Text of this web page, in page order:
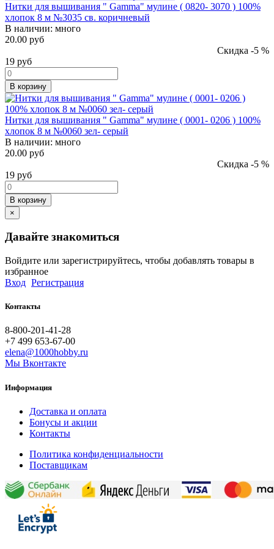
Нитки для вышивания " Gamma" мулине ( 0820- 3070 ) 100%
хлопок 8 м №3035 св. коричневый
В наличии: много
20.00 руб
Скидка -5 %
19 руб
В корзину
Нитки для вышивания " Gamma" мулине ( 0001- 0206 ) 100%
хлопок 8 м №0060 зел- серый
В наличии: много
20.00 руб
Скидка -5 %
19 руб
В корзину
×
Давайте знакомиться
Войдите или зарегистрируйтесь, чтобы добавлять товары в
избранное
Вход Регистрация
Контакты
8-800-201-41-28
+7 499 653-67-00
elena@1000hobby.ru
Мы Вконтакте
Информация
Доставка и оплата
Бонусы и акции
Контакты
Политика конфиденциальности
Поставщикам